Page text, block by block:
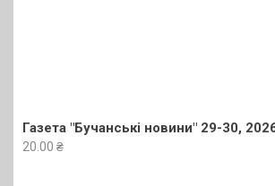
Газета "Бучанські новини" 29-30,
20.00 ₴